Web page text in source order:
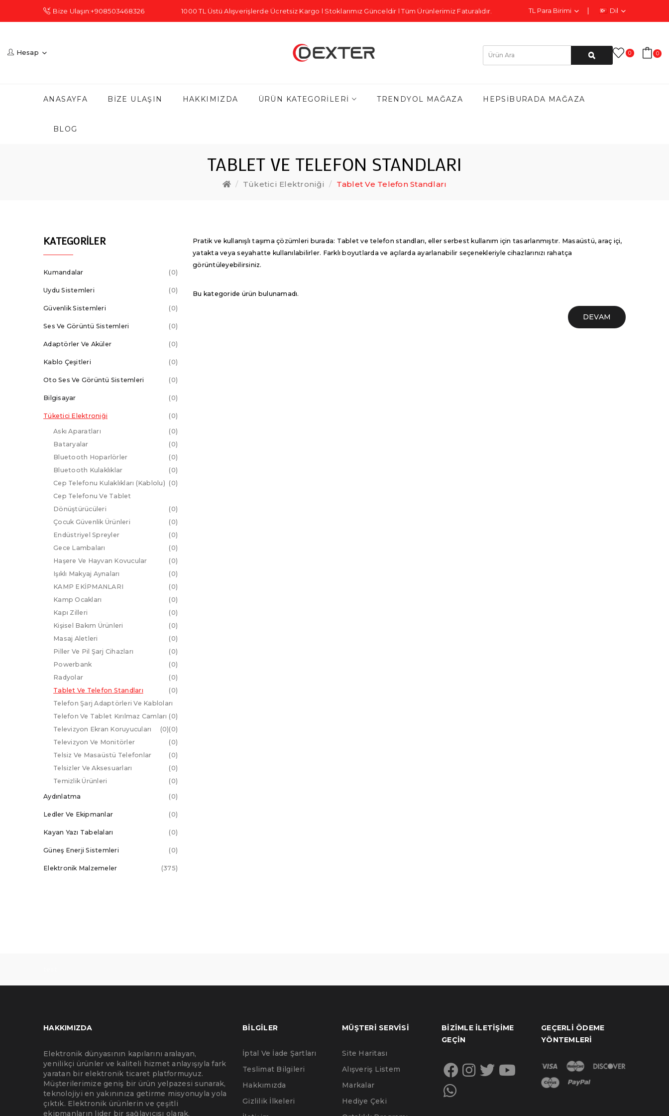
Bize Ulaşın:+908503468326 1000 TL Üstü Alışverişlerde Ücretsiz Kargo l Stoklarımız Günceldir l Tüm Ürünlerimiz Faturalıdır. TL Para Birimi Dil
Hesap 0 0
ANASAYFA BIZE ULAŞIN HAKKIMIZDA ÜRÜN KATEGORILERI TRENDYOL MAĞAZA HEPSIBURADA MAĞAZA
BLOG
TABLET VE TELEFON STANDLARI
Tüketici Elektroniği Tablet Ve Telefon Standları
KATEGORILER
Kumandalar 0
Uydu Sistemleri 0
Güvenlik Sistemleri 0
Ses Ve Görüntü Sistemleri 0
Adaptörler Ve Aküler 0
Kablo Çeşitleri 0
Oto Ses Ve Görüntü Sistemleri 0
Bilgisayar 0
Tüketici Elektroniği 0
Askı Aparatları
0
Bataryalar
0
Bluetooth Hoparlörler
0
Bluetooth Kulaklıklar
0
Cep Telefonu Kulaklıkları (Kablolu)
0
Cep Telefonu Ve Tablet
Dönüştürücüleri
0
Çocuk Güvenlik Ürünleri
0
Endüstriyel Spreyler
0
Gece Lambaları
0
Haşere Ve Hayvan Kovucular
0
Işıklı Makyaj Aynaları
0
KAMP EKİPMANLARI
0
Kamp Ocakları
0
Kapı Zilleri
0
Kişisel Bakım Ürünleri
0
Masaj Aletleri
0
Piller Ve Pil Şarj Cihazları
0
Powerbank
0
Radyolar
0
Tablet Ve Telefon Standları
0
Telefon Şarj Adaptörleri Ve Kabloları
0
Telefon Ve Tablet Kırılmaz Camları
0
Televizyon Ekran Koruyucuları
0
Televizyon Ve Monitörler
0
Telsiz Ve Masaüstü Telefonlar
0
Telsizler Ve Aksesuarları
0
Temizlik Ürünleri
0
Aydınlatma 0
Ledler Ve Ekipmanlar 0
Kayan Yazı Tabelaları 0
Güneş Enerji Sistemleri 0
Elektronik Malzemeler 375
Pratik ve kullanışlı taşıma çözümleri burada: Tablet ve telefon standları, eller serbest kullanım için tasarlanmıştır. Masaüstü, araç içi,
yatakta veya seyahatte kullanılabilirler. Farklı boyutlarda ve açılarda ayarlanabilir seçenekleriyle cihazlarınızı rahatça
görüntüleyebilirsiniz.
Bu kategoride ürün bulunamadı.
DEVAM
HAKKIMIZDA
Elektronik dünyasının kapılarını aralayan,
yenilikçi ürünler ve kaliteli hizmet anlayışıyla fark
yaratan bir elektronik ticaret platformuyuz.
Müşterilerimize geniş bir ürün yelpazesi sunarak,
teknolojiyi en yakınınıza getirme misyonuyla yola
çıktık. Elektronik ürünlerin ve çeşitli
ekipmanların lider bir sağlayıcısı olarak,
BILGILER
İptal Ve İade Şartları
Teslimat Bilgileri
Hakkımızda
Gizlilik İlkeleri
MÜŞTERI SERVISI
Site Haritası
Alışveriş Listem
Markalar
Hediye Çeki
BIZIMLE İLETIŞIME
GEÇIN
GEÇERLI ÖDEME
YÖNTEMLERI